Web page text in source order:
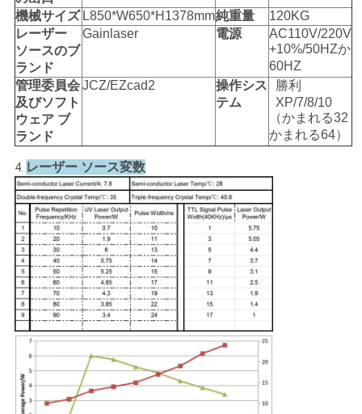
機械サイズ L850*W650*H1378mm純重量
120KG
レーザー
ソースのブ
ランド
Gainlaser 電源
AC110V/220V
+10%/50HZか
60HZ
管理委員会
及びソフト
ウェア ブ
ランド
JCZ/EZcad2
操作シス
テム
勝利
XP/7/8/10
（かまれる32
かまれる64）
4. レーザー ソース変数